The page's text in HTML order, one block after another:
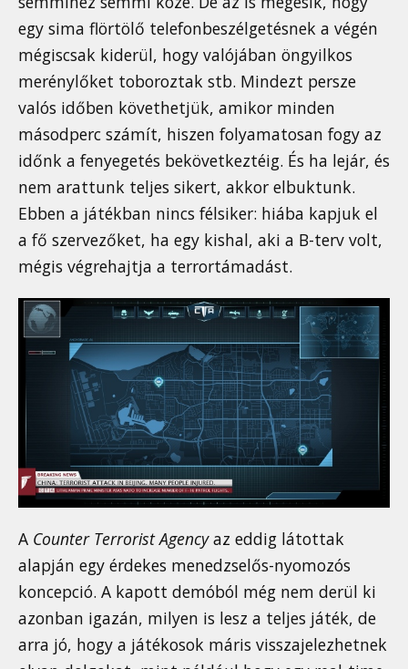
egy sima flörtölő telefonbeszélgetésnek a végén
mégiscsak kiderül, hogy valójában öngyilkos
merénylőket toboroztak stb. Mindezt persze
valós időben követhetjük, amikor minden
másodperc számít, hiszen folyamatosan fogy az
időnk a fenyegetés bekövetkeztéig. És ha lejár, és
nem arattunk teljes sikert, akkor elbuktunk.
Ebben a játékban nincs félsiker: hiába kapjuk el
a fő szervezőket, ha egy kishal, aki a B-terv volt,
mégis végrehajtja a terrortámadást.
A Counter Terrorist Agencyaz eddig látottak
alapján egy érdekes menedzselős-nyomozós
koncepció. A kapott demóból még nem derül ki
azonban igazán, milyen is lesz a teljes játék, de
arra jó, hogy a játékosok máris visszajelezhetnek